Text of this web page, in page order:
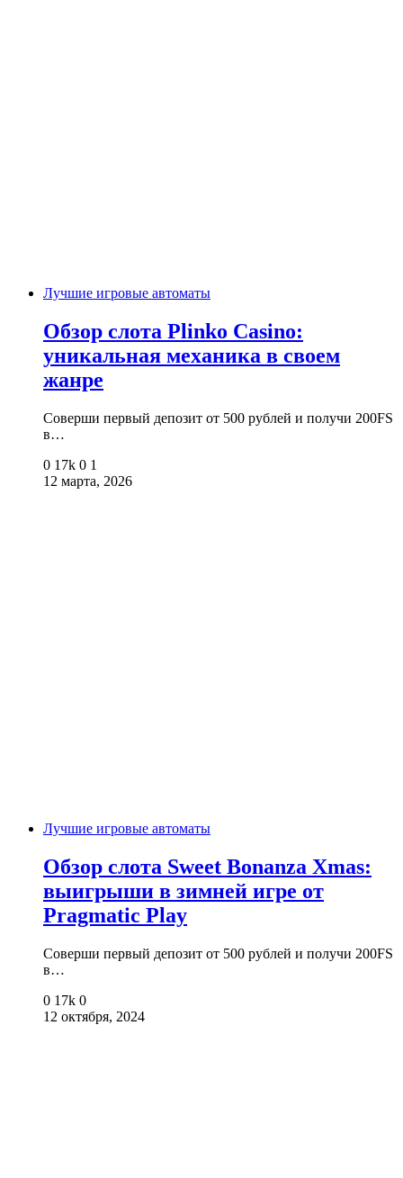
Лучшие игровые автоматы
Обзор слота Plinko Casino:
уникальная механика в своем
жанре
Соверши первый депозит от 500 рублей и получи 200FS
в…
0 17k 0 1
12 марта, 2026
Лучшие игровые автоматы
Обзор слота Sweet Bonanza Xmas:
выигрыши в зимней игре от
Pragmatic Play
Соверши первый депозит от 500 рублей и получи 200FS
в…
0 17k 0
12 октября, 2024